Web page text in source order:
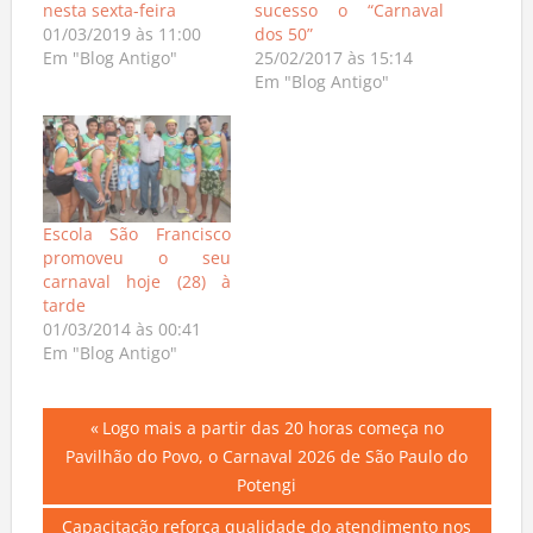
nesta sexta-feira
01/03/2019 às 11:00
Em "Blog Antigo"
sucesso o “Carnaval
dos 50”
25/02/2017 às 15:14
Em "Blog Antigo"
Escola São Francisco
promoveu o seu
carnaval hoje (28) à
tarde
01/03/2014 às 00:41
Em "Blog Antigo"
Navegação
de
Post
Previous
Post:
Logo mais a partir das 20 horas começa no
Pavilhão do Povo, o Carnaval 2026 de São Paulo do
Potengi
Next
Capacitação reforça qualidade do atendimento nos